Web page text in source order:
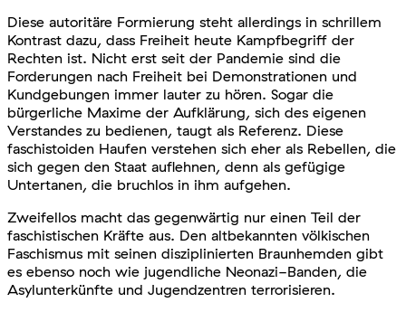
Diese autoritäre Formierung steht allerdings in schrillem
Kontrast dazu, dass Freiheit heute Kampfbegriff der
Rechten ist. Nicht erst seit der Pandemie sind die
Forderungen nach Freiheit bei Demonstrationen und
Kundgebungen immer lauter zu hören. Sogar die
bürgerliche Maxime der Aufklärung, sich des eigenen
Verstandes zu bedienen, taugt als Referenz. Diese
faschistoiden Haufen verstehen sich eher als Rebellen, die
sich gegen den Staat auflehnen, denn als gefügige
Untertanen, die bruchlos in ihm aufgehen.
Zweifellos macht das gegenwärtig nur einen Teil der
faschistischen Kräfte aus. Den altbekannten völkischen
Faschismus mit seinen disziplinierten Braunhemden gibt
es ebenso noch wie jugendliche Neonazi-Banden, die
Asylunterkünfte und Jugendzentren terrorisieren.